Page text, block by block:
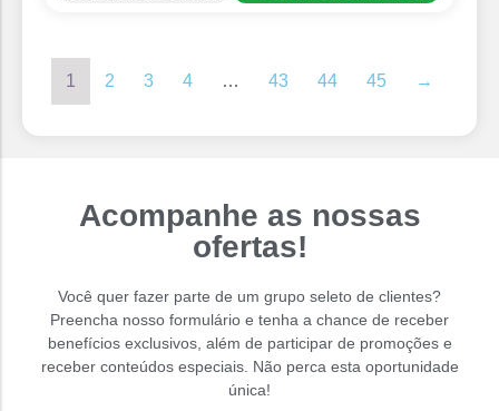
1 2 3 4 … 43 44 45 →
Acompanhe as nossas
ofertas!
Você quer fazer parte de um grupo seleto de clientes?
Preencha nosso formulário e tenha a chance de receber
benefícios exclusivos, além de participar de promoções e
receber conteúdos especiais. Não perca esta oportunidade
única!